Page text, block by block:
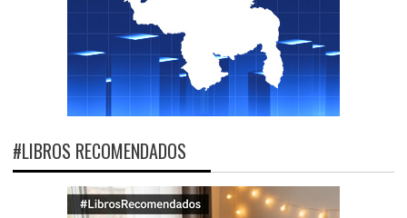
#LIBROS RECOMENDADOS